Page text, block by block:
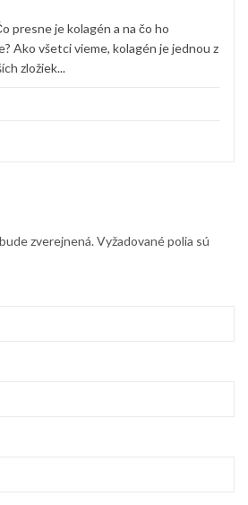
presne je kolagén a na čo ho
Ako všetci vieme, kolagén je jednou z
zložiek...
zverejnená.Vyžadované polia sú